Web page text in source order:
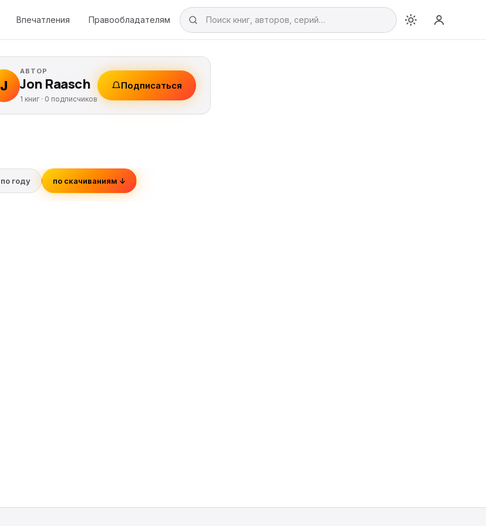
Впечатления Правообладателям
J
АВТОР
Jon Raasch
1 книг · 0 подписчиков
Подписаться
по году по скачиваниям ↓